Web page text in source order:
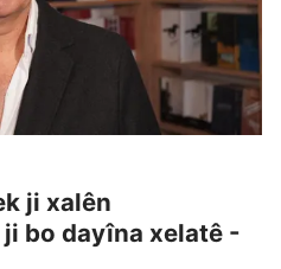
ji xalên
bo dayîna xelatê -